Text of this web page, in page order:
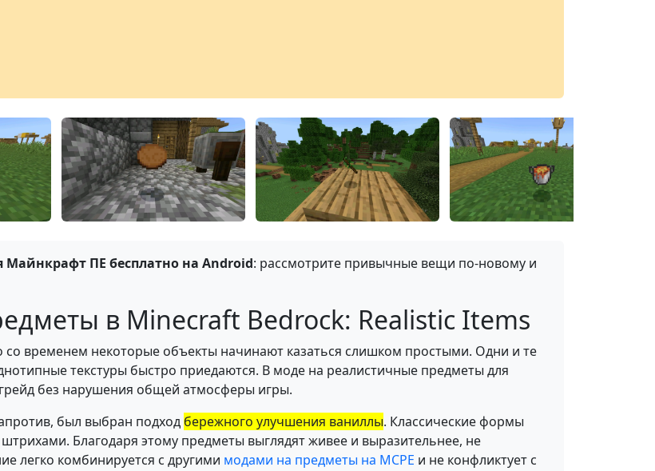
ПЕ бесплатно на Android: рассмотрите привычные вещи по-новому и
в Minecraft Bedrock: Realistic Items
временем некоторые объекты начинают казаться слишком простыми. Одни и те
текстуры быстро приедаются. В моде на реалистичные предметы для
без нарушения общей атмосферы игры.
был выбран подход бережного улучшения ваниллы. Классические формы
Благодаря этому предметы выглядят живее и выразительнее, не
легко комбинируется с другими модами на предметы на MCPE и не конфликтует с